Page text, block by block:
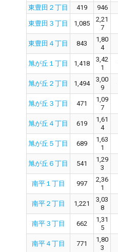
東豊田２丁目 419 946
東豊田３丁目 1,085
2,21
7
東豊田４丁目 843
1,80
4
旭が丘１丁目 1,418
3,42
1
旭が丘２丁目 1,494
3,00
9
旭が丘３丁目 471
1,09
7
旭が丘４丁目 619
1,61
4
旭が丘５丁目 689
1,63
1
旭が丘６丁目 541
1,29
3
南平１丁目 997
2,36
1
南平２丁目 1,221
3,03
8
南平３丁目 662
1,31
5
南平４丁目 771
1,80
3